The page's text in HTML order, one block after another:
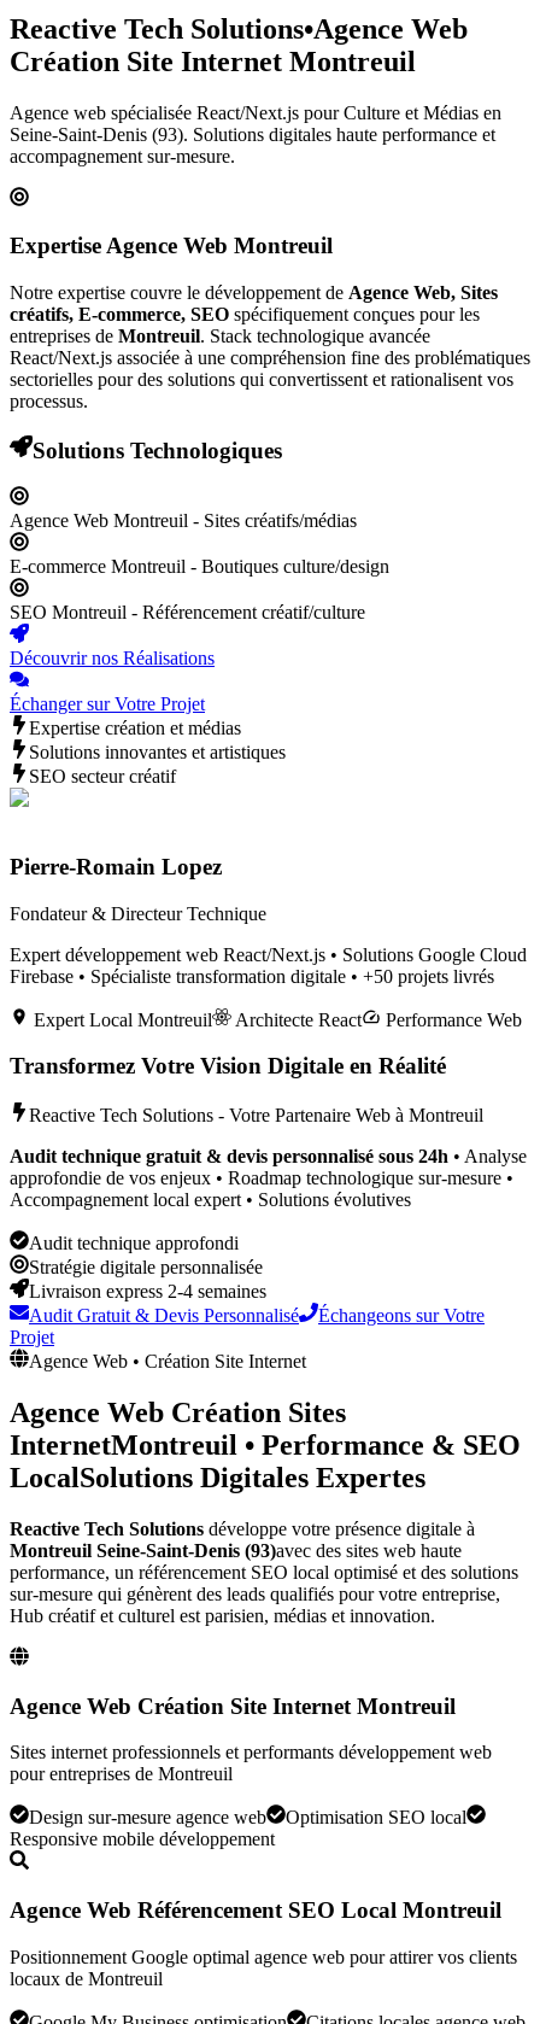
Reactive Tech Solutions•Agence Web
Création Site Internet Montreuil
Agence web spécialisée React/Next.js pourCulture et Médias en
Seine-Saint-Denis (93). Solutions digitales haute performance et
accompagnement sur-mesure.
Expertise Agence Web Montreuil
Notre expertise couvre le développement de Agence Web, Sites
créatifs, E-commerce, SEO spécifiquement conçues pour les
entreprises de Montreuil. Stack technologique avancée
React/Next.js associée à une compréhension fine des problématiques
sectorielles pour des solutions qui convertissent et rationalisent vos
processus.
Solutions Technologiques
Agence Web Montreuil - Sites créatifs/médias
E-commerce Montreuil - Boutiques culture/design
SEO Montreuil - Référencement créatif/culture
Découvrir nos Réalisations
Échanger sur Votre Projet
Expertise création et médias
Solutions innovantes et artistiques
SEO secteur créatif
Pierre-Romain Lopez
Fondateur & Directeur Technique
Expert développement web React/Next.js • Solutions Google Cloud
Firebase • Spécialiste transformation digitale • +50 projets livrés
Expert Local Montreuil Architecte React Performance Web
Transformez Votre Vision Digitale en Réalité
Reactive Tech Solutions - Votre Partenaire Web à Montreuil
Audit technique gratuit & devis personnalisé sous 24h • Analyse
approfondie de vos enjeux • Roadmap technologique sur-mesure •
Accompagnement local expert • Solutions évolutives
Audit technique approfondi
Stratégie digitale personnalisée
Livraison express 2-4 semaines
Audit Gratuit & Devis Personnalisé
Échangeons sur Votre
Projet
Agence Web • Création Site Internet
Agence Web Création Sites
InternetMontreuil • Performance & SEO
LocalSolutions Digitales Expertes
Reactive Tech Solutions développe votre présence digitale à
Montreuil Seine-Saint-Denis (93)avec des sites web haute
performance, un référencement SEO local optimisé et des solutions
sur-mesure qui génèrent des leads qualifiés pour votre entreprise,
Hub créatif et culturel est parisien, médias et innovation.
Agence Web Création Site Internet Montreuil
Sites internet professionnels et performants développement web
pour entreprises de Montreuil
Design sur-mesure agence web
Optimisation SEO local
Responsive mobile développement
Agence Web Référencement SEO Local Montreuil
Positionnement Google optimal agence web pour attirer vos clients
locaux de Montreuil